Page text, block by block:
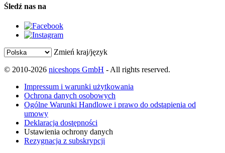
Śledź nas na
Zmień kraj/język
© 2010-2026 niceshops GmbH - All rights reserved.
Impressum i warunki użytkowania
Ochrona danych osobowych
Ogólne Warunki Handlowe i prawo do odstąpienia od
umowy
Deklaracja dostępności
Ustawienia ochrony danych
Rezygnacja z subskrypcji